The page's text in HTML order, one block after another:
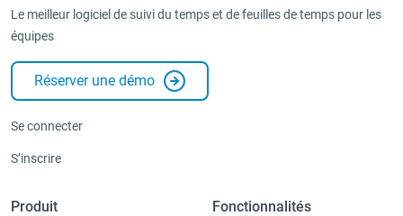
Le meilleur logiciel de suivi du temps et de feuilles de temps pour les
équipes
Réserver une démo
Se connecter
S’inscrire
Produit Fonctionnalités